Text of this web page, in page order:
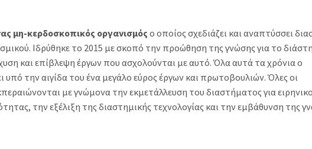
μη-κερδοσκοπικός οργανισμός ο οποίος σχεδιάζει και αναπτύσσει
Ιδρύθηκε το 2015 με σκοπό την προώθηση της γνώσης για το
και επίβλεψη έργων που ασχολούνται με αυτό. Όλα αυτά τα χρόνια ο
υπό την αιγίδα του ένα μεγάλο εύρος έργων και πρωτοβουλιών. Όλες οι
με γνώμονα την εκμετάλλευση του διαστήματος για
την εξέλιξη της διαστημικής τεχνολογίας και την εμβάθυνση της